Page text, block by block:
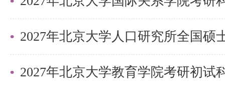
南】的内容，希望能帮助准备考
间，提高上岸的成功率！
需要说的是，考清北竞争大，压
2027年北京大学教育学院考研初试